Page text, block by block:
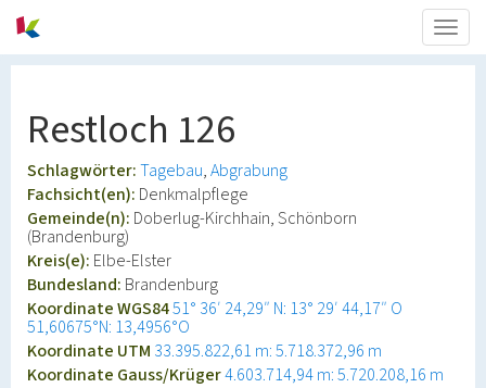
Restloch 126
Schlagwörter:Tagebau Abgrabung
Fachsicht(en): Denkmalpflege
Gemeinde(n): Doberlug-Kirchhain, Schönborn
(Brandenburg)
Kreis(e): Elbe-Elster
Bundesland: Brandenburg
Koordinate WGS8451° 36′ 24,29″ N: 13° 29′ 44,17″ O
51,60675°N: 13,4956°O
Koordinate UTM 33.395.822,61 m: 5.718.372,96 m
Koordinate Gauss/Krüger4.603.714,94 m: 5.720.208,16 m